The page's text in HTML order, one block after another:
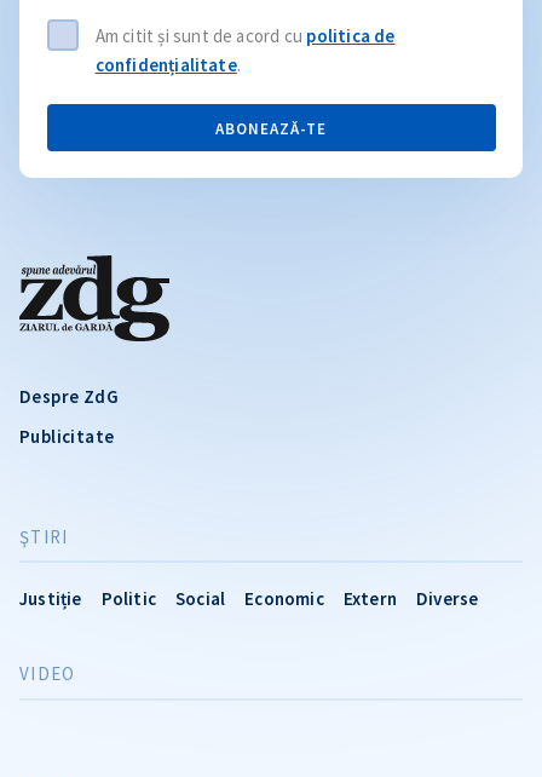
Despre ZdG
Publicitate
ŞTIRI
Justiție Politic Social Economic Extern Diverse
VIDEO
Am citit și sunt de acord cu politica de
confidențialitate.
ABONEAZĂ-TE